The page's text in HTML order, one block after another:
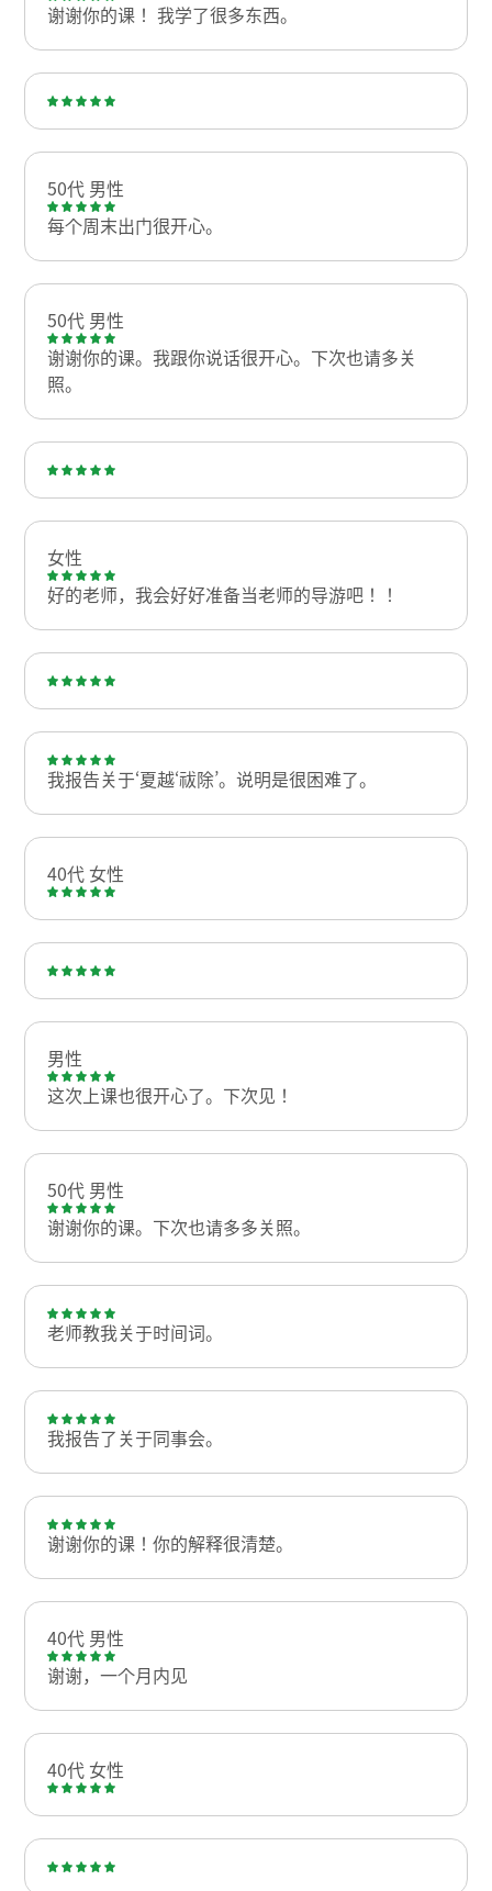
谢谢你的课！ 我学了很多东西。
50代 男性
每个周末出门很开心。
50代 男性
谢谢你的课。我跟你说话很开心。下次也请多关
照。
女性
好的老师，我会好好准备当老师的导游吧！！
我报告关于‘夏越‘祓除’。说明是很困难了。
40代 女性
男性
这次上课也很开心了。下次见！
50代 男性
谢谢你的课。下次也请多多关照。
老师教我关于时间词。
我报告了关于同事会。
谢谢你的课！你的解释很清楚。
40代 男性
谢谢，一个月内见
40代 女性